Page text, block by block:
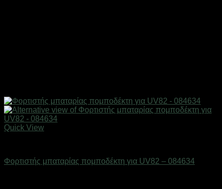
Quick View
Φορτιστής μπαταρίας πομποδέκτη για UV82 – 084634